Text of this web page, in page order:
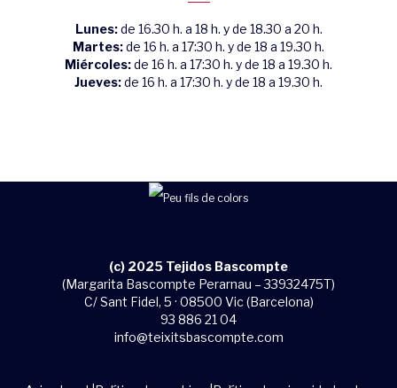
Lunes:de 16.30 h. a 18 h. y de 18.30 a 20 h.
Martes:de 16 h. a 17:30 h. y de 18 a 19.30 h.
Miércoles:de 16 h. a 17:30 h. y de 18 a 19.30 h.
Jueves:de 16 h. a 17:30 h. y de 18 a 19.30 h.
(c) 2025 Tejidos Bascompte
(Margarita Bascompte Perarnau – 33932475T)
C/ Sant Fidel, 5 · 08500 Vic (Barcelona)
93 886 21 04
info@teixitsbascompte.com